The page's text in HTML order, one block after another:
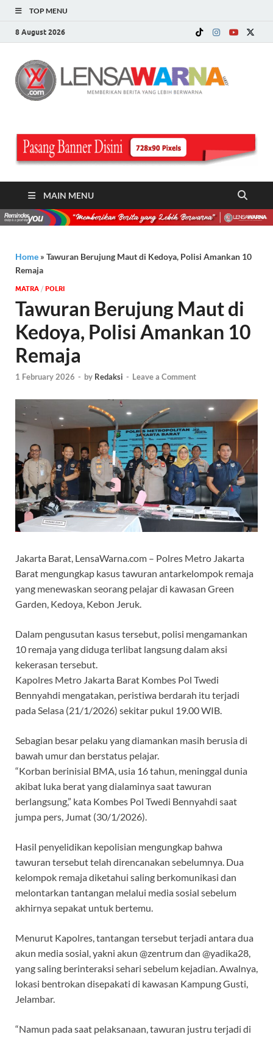
TOP MENU
8 August 2026
MAIN MENU
Home » Tawuran Berujung Maut di Kedoya, Polisi Amankan 10
Remaja
MATRA / POLRI
Tawuran Berujung Maut di
Kedoya, Polisi Amankan 10
Remaja
1 February 2026 - by Redaksi - Leave a Comment
Jakarta Barat, LensaWarna.com – Polres Metro Jakarta
Barat mengungkap kasus tawuran antarkelompok remaja
yang menewaskan seorang pelajar di kawasan Green
Garden, Kedoya, Kebon Jeruk.
Dalam pengusutan kasus tersebut, polisi mengamankan
10 remaja yang diduga terlibat langsung dalam aksi
kekerasan tersebut.
Kapolres Metro Jakarta Barat Kombes Pol Twedi
Bennyahdi mengatakan, peristiwa berdarah itu terjadi
pada Selasa (21/1/2026) sekitar pukul 19.00 WIB.
Sebagian besar pelaku yang diamankan masih berusia di
bawah umur dan berstatus pelajar.
“Korban berinisial BMA, usia 16 tahun, meninggal dunia
akibat luka berat yang dialaminya saat tawuran
berlangsung,” kata Kombes Pol Twedi Bennyahdi saat
jumpa pers, Jumat (30/1/2026).
Hasil penyelidikan kepolisian mengungkap bahwa
tawuran tersebut telah direncanakan sebelumnya. Dua
kelompok remaja diketahui saling berkomunikasi dan
melontarkan tantangan melalui media sosial sebelum
akhirnya sepakat untuk bertemu.
Menurut Kapolres, tantangan tersebut terjadi antara dua
akun media sosial, yakni akun @zentrum dan @yadika28,
yang saling berinteraksi sehari sebelum kejadian. Awalnya,
lokasi bentrokan disepakati di kawasan Kampung Gusti,
Jelambar.
“Namun pada saat pelaksanaan, tawuran justru terjadi di